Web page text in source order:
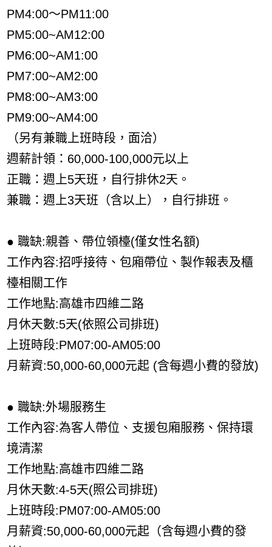
PM4:00～PM11:00
PM5:00~AM12:00
PM6:00~AM1:00
PM7:00~AM2:00
PM8:00~AM3:00
PM9:00~AM4:00
（另有兼職上班時段，面洽）
週薪計領：60,000-100,000元以上
正職：週上5天班，自行排休2天。
兼職：週上3天班（含以上），自行排班。
● 職缺:親善、帶位領檯(僅女性名額)
工作內容:招呼接待、包廂帶位、製作報表及櫃
檯相關工作
工作地點:高雄市四維二路
月休天數:5天(依照公司排班)
上班時段:PM07:00-AM05:00
月薪資:50,000-60,000元起 (含每週小費的發放)
● 職缺:外場服務生
工作內容:為客人帶位、支援包廂服務、保持環
境清潔
工作地點:高雄市四維二路
月休天數:4-5天(照公司排班)
上班時段:PM07:00-AM05:00
月薪資:50,000-60,000元起（含每週小費的發